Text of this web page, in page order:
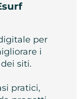
per
i
siti.
pratici,